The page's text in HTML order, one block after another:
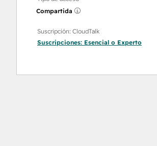
Compartida
Suscripción: CloudTalk
Suscripciones: Esencial o Experto